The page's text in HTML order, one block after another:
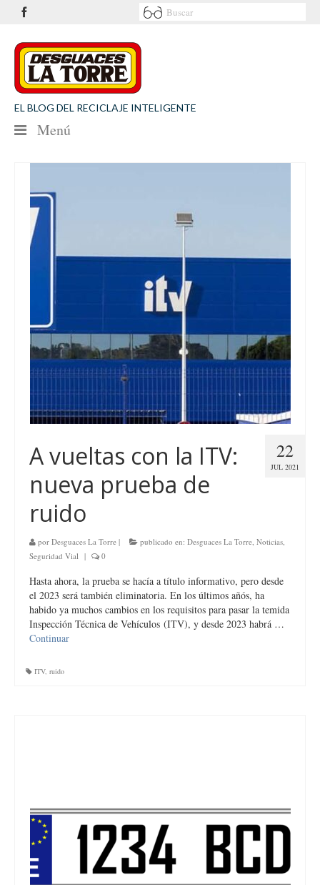
EL BLOG DEL RECICLAJE INTELIGENTE
Menú
NOTICIAS
SEGURIDAD VIAL
MEDIO AMBIENTE
PATROCINIOS
Desguaces La Torre
22
JUL 2021
A vueltas con la ITV:
nueva prueba de
ruido
por Desguaces La Torre | publicado en: Desguaces La Torre, Noticias,
Seguridad Vial | 0
Hasta ahora, la prueba se hacía a título informativo, pero desde
el 2023 será también eliminatoria. En los últimos añós, ha
habido ya muchos cambios en los requisitos para pasar la temida
Inspección Técnica de Vehículos (ITV), y desde 2023 habrá …
Continuar
ITV, ruido